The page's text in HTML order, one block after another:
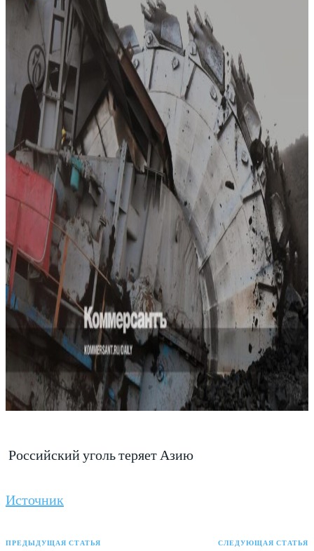
Российский уголь теряет Азию
Источник
ПРЕДЫДУЩАЯ СТАТЬЯ СЛЕДУЮЩАЯ СТАТЬЯ